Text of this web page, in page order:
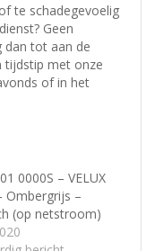
te schadegevoelig
Geen
dan tot aan de
tijdstip met onze
of in het
0000S – VELUX
Ombergrijs –
(op netstroom)